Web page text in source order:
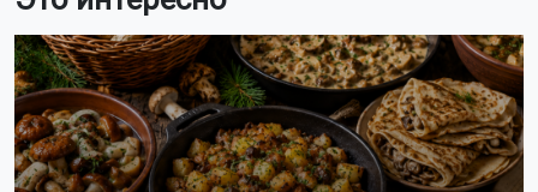
Лента новостей